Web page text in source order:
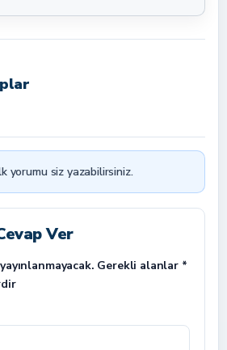
yorumu siz yazabilirsiniz.
Ver
Gerekli alanlar *